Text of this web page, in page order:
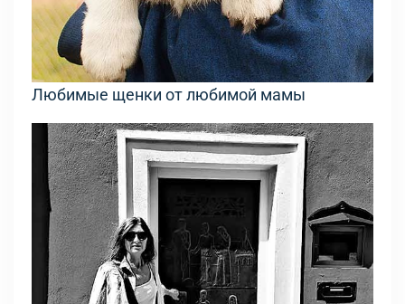
Любимые щенки от любимой мамы